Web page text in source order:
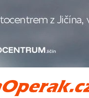
Kia K4 Sportswagon Top 1.6 T-GDI 110 kW 7°